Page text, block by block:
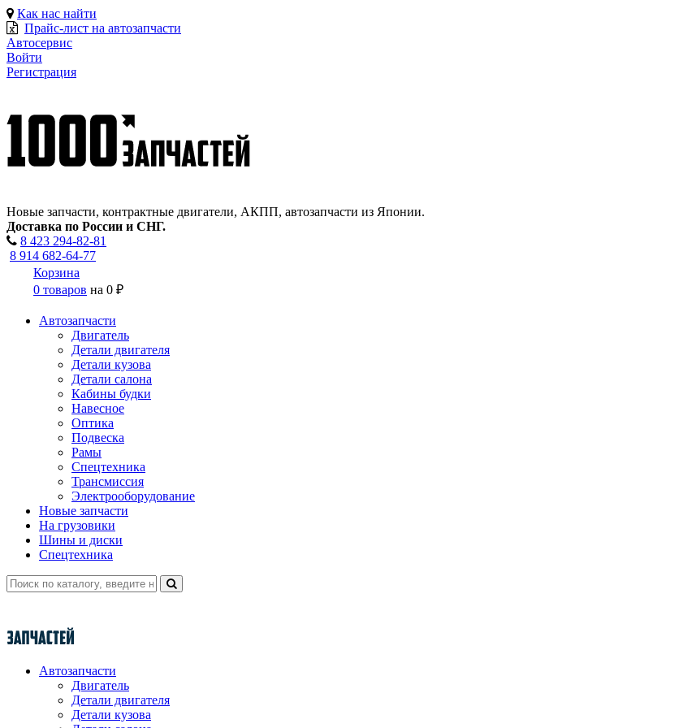
Как нас найти
Прайс-лист на автозапчасти
Автосервис
Войти
Регистрация
Новые запчасти, контрактные двигатели, АКПП, автозапчасти из Японии.
Доставка по России и СНГ.
8 423 294-82-81
8 914 682-64-77
Корзина
0 товаров на 0 ₽
Автозапчасти
Двигатель
Детали двигателя
Детали кузова
Детали салона
Кабины будки
Навесное
Оптика
Подвеска
Рамы
Спецтехника
Трансмиссия
Электрооборудование
Новые запчасти
На грузовики
Шины и диски
Спецтехника
Автозапчасти
Двигатель
Детали двигателя
Детали кузова